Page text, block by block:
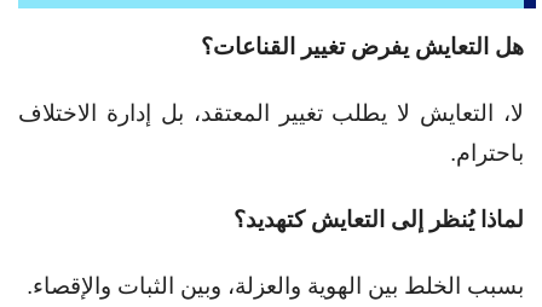
هل التعايش يفرض تغيير القناعات؟
لا، التعايش لا يطلب تغيير المعتقد، بل إدارة الاختلاف
باحترام.
لماذا يُنظر إلى التعايش كتهديد؟
بسبب الخلط بين الهوية والعزلة، وبين الثبات والإقصاء.